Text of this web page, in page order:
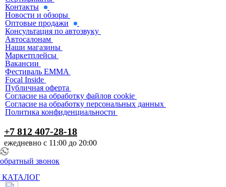
Контакты
Новости и обзоры
Оптовые продажи
Консультация по автозвуку
Автосалонам
Наши магазины
Маркетплейсы
Вакансии
Фестиваль EMMA
Focal Inside
Публичная оферта
Согласие на обработку файлов cookie
Согласие на обработку персональных данных
Политика конфиденциальности
+7 812 407-28-18
ежедневно с 11:00 до 20:00
обратный звонок
КАТАЛОГ